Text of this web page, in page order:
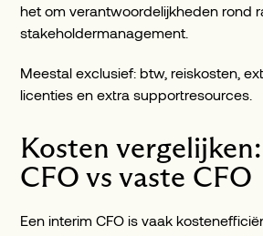
het om verantwoordelijkheden rond
stakeholdermanagement.
Meestal exclusief: btw, reiskosten,
licenties en extra supportresources.
Kosten
CFO vs vaste CFO
Een interim CFO is vaak